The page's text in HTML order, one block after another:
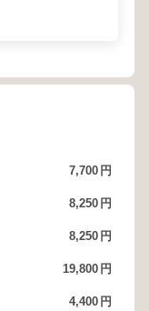
7,700 円
8,250 円
8,250 円
19,800 円
4,400 円